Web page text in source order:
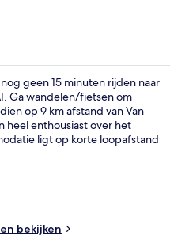
geen 15 minuten rijden naar
Ga wandelen/fietsen om
op 9 km afstand van Van
heel enthousiast over het
ligt op korte loopafstand
Pilatus.
bekijken